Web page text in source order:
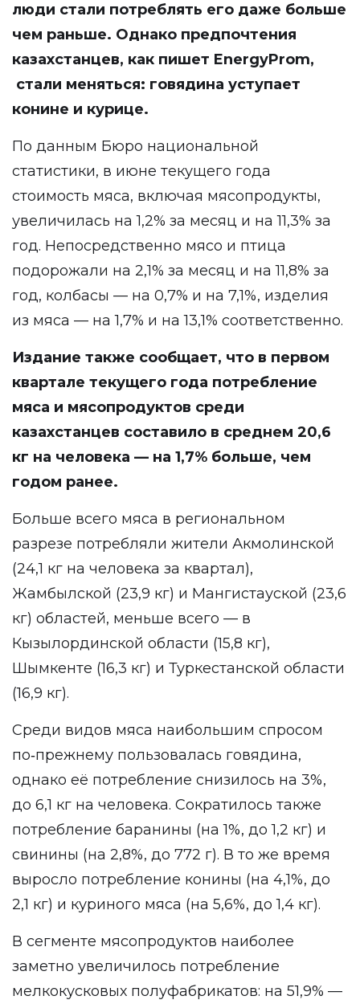
люди стали потреблять его даже больше
чем раньше. Однако предпочтения
казахстанцев, как пишет EnergyProm,
стали меняться: говядина уступает
конине и курице.
По данным Бюро национальной
статистики, в июне текущего года
стоимость мяса, включая мясопродукты,
увеличилась на 1,2% за месяц и на 11,3% за
год. Непосредственно мясо и птица
подорожали на 2,1% за месяц и на 11,8% за
год, колбасы — на 0,7% и на 7,1%, изделия
из мяса — на 1,7% и на 13,1% соответственно.
Издание также сообщает, что в первом
квартале текущего года потребление
мяса и мясопродуктов среди
казахстанцев составило в среднем 20,6
кг на человека — на 1,7% больше, чем
годом ранее.
Больше всего мяса в региональном
разрезе потребляли жители Акмолинской
(24,1 кг на человека за квартал),
Жамбылской (23,9 кг) и Мангистауской (23,6
кг) областей, меньше всего — в
Кызылординской области (15,8 кг),
Шымкенте (16,3 кг) и Туркестанской области
(16,9 кг).
Среди видов мяса наибольшим спросом
по‑прежнему пользовалась говядина,
однако её потребление снизилось на 3%,
до 6,1 кг на человека. Сократилось также
потребление баранины (на 1%, до 1,2 кг) и
свинины (на 2,8%, до 772 г). В то же время
выросло потребление конины (на 4,1%, до
2,1 кг) и куриного мяса (на 5,6%, до 1,4 кг).
В сегменте мясопродуктов наиболее
заметно увеличилось потребление
мелкокусковых полуфабрикатов: на 51,9% —